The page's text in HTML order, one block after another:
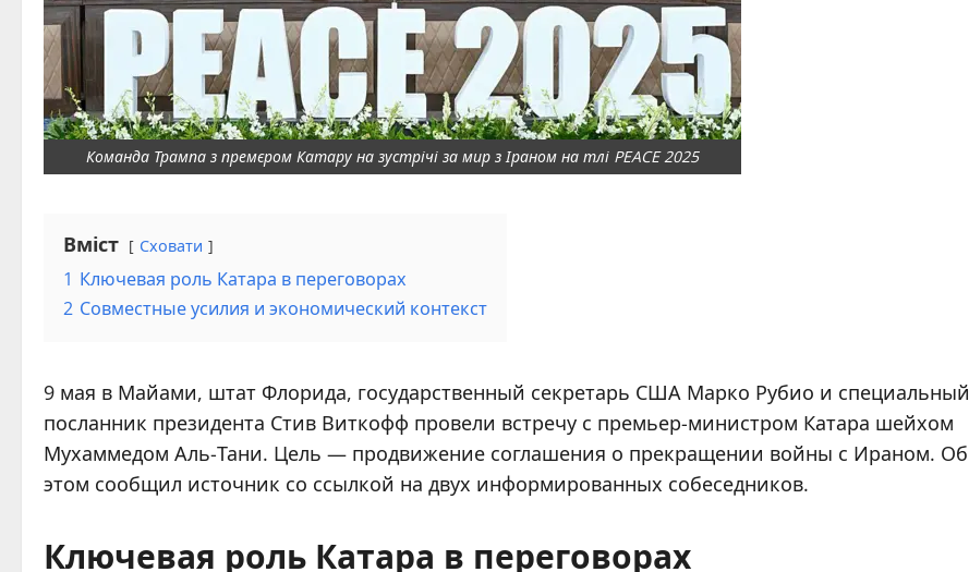
Команда Трампа з премєром Катару на зустрічі за мир з Іраном на тлі PEACE 2025
Вміст Сховати
1 Ключевая роль Катара в переговорах
2 Совместные усилия и экономический контекст
9 мая в Майами, штат Флорида, государственный секретарь США Марко Рубио и специальный
посланник президента Стив Виткофф провели встречу с премьер-министром Катара шейхом
Мухаммедом Аль-Тани. Цель — продвижение соглашения о прекращении войны с Ираном. Об
этом сообщил источник со ссылкой на двух информированных собеседников.
Ключевая роль Катара в переговорах